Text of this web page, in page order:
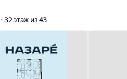
32 этаж из 43